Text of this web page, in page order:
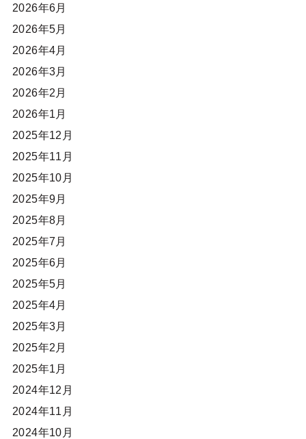
2026年6月
2026年5月
2026年4月
2026年3月
2026年2月
2026年1月
2025年12月
2025年11月
2025年10月
2025年9月
2025年8月
2025年7月
2025年6月
2025年5月
2025年4月
2025年3月
2025年2月
2025年1月
2024年12月
2024年11月
2024年10月